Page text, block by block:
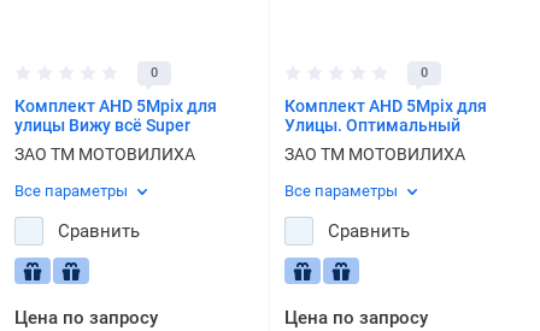
0
Комплект AHD 5Mpix для
улицы Вижу всё Super
ЗАО ТМ МОТОВИЛИХА
Все параметры
Сравнить
Цена по запросу
0
Комплект AHD 5Mpix для
Улицы. Оптимальный
ЗАО ТМ МОТОВИЛИХА
Все параметры
Сравнить
Цена по запросу